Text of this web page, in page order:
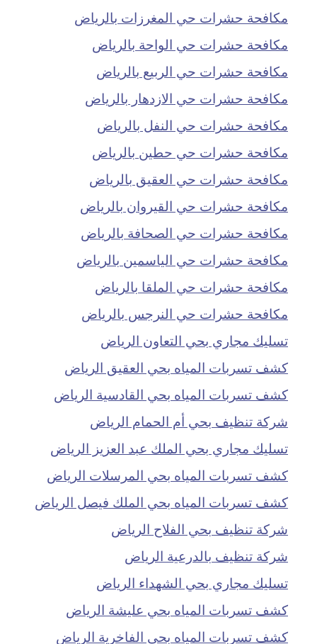
مكافحة حشرات حي المغرزات بالرياض
مكافحة حشرات حي الواحة بالرياض
مكافحة حشرات حي الربيع بالرياض
مكافحة حشرات حي الازدهار بالرياض
مكافحة حشرات حي النفل بالرياض
مكافحة حشرات حي حطين بالرياض
مكافحة حشرات حي العقيق بالرياض
مكافحة حشرات حي القيروان بالرياض
مكافحة حشرات حي الصحافة بالرياض
مكافحة حشرات حي الياسمين بالرياض
مكافحة حشرات حي الملقا بالرياض
مكافحة حشرات حي النرجس بالرياض
تسليك مجاري بحي التعاون الرياض
كشف تسربات المياه بحي العقيق الرياض
كشف تسربات المياه بحي القادسية الرياض
شركة تنظيف بحي أم الحمام الرياض
تسليك مجاري بحي الملك عبد العزيز الرياض
كشف تسربات المياه بحي المرسلات الرياض
كشف تسربات المياه بحي الملك فيصل الرياض
شركة تنظيف بحي الفلاح الرياض
شركة تنظيف بالدرعية الرياض
تسليك مجاري بحي الشهداء الرياض
كشف تسربات المياه بحي عليشة الرياض
كشف تسربات المياه بحي الفاخرية الرياض